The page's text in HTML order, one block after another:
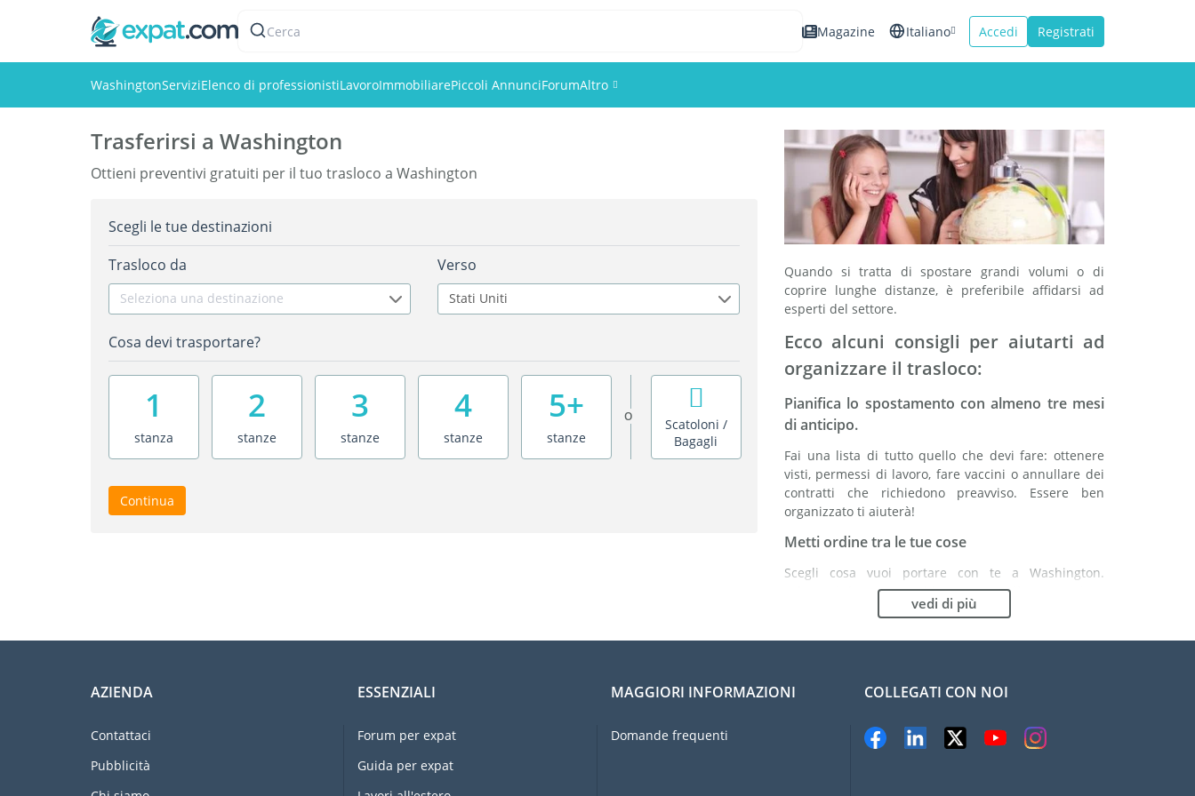
Cerca Magazine Italiano
Français
Accedi Registrati
WashingtonServiziElenco di professionistiLavoroImmobiliarePiccoli AnnunciForumAltro
Trasferirsi a Washington
Ottieni preventivi gratuiti per il tuo trasloco a Washington
Scegli le tue destinazioni
Trasloco da
Seleziona una destinazione
Verso
Stati Uniti
Cosa devi trasportare?
1
stanza
2
stanze
3
stanze
4
stanze
5+
stanze
O
Scatoloni /
Bagagli
Continua
Quando si tratta di spostare grandi volumi o di
coprire lunghe distanze, è preferibile affidarsi ad
esperti del settore.
Ecco alcuni consigli per aiutarti ad
organizzare il trasloco:
Pianifica lo spostamento con almeno tre mesi
di anticipo.
Fai una lista di tutto quello che devi fare: ottenere
visti, permessi di lavoro, fare vaccini o annullare dei
contratti che richiedono preavviso. Essere ben
organizzato ti aiuterà!
Metti ordine tra le tue cose
Scegli cosa vuoi portare con te a Washington.
Informati bene: potrebbe essere più vantaggioso
comprare alcuni articoli in loco.
Scegli la compagnia di traslochi più adatta ad
Organismi indipendenti come la FIDI ti aiutano nella
Previeni il rischio di danni
vedi di più
AZIENDA
Contattaci
Pubblicità
ESSENZIALI
Forum per expat
Guida per expat
MAGGIORI INFORMAZIONI
Domande frequenti
COLLEGATI CON NOI